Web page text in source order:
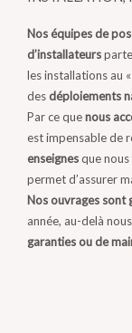
Nos équipes de
d’installateurs
les installations au
desdéploiements
Par ce quenous
est impensable de
enseignesque
permet d’assurer
Nos ouvrages sont
année, au-delà
garanties ou de